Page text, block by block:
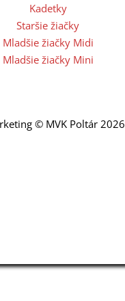
Kadetky
Staršie žiačky
Mladšie žiačky Midi
Mladšie žiačky Mini
© MVK Poltár 2026